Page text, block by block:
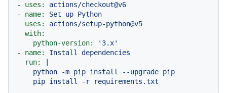
-
uses:
actions/checkout@v6
-
name: Set up Python
uses:
actions/setup-python@v5
with:
python-version:
'3.x'
-
name: Install dependencies
run: